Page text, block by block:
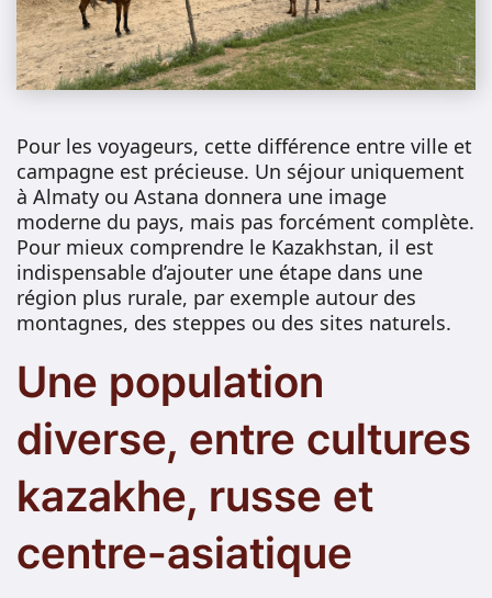
Pour les voyageurs, cette différence entre ville et
campagne est précieuse. Un séjour uniquement
à Almaty ou Astana donnera une image
moderne du pays, mais pas forcément complète.
Pour mieux comprendre le Kazakhstan, il est
indispensable d’ajouter une étape dans une
région plus rurale, par exemple autour des
montagnes, des steppes ou des sites naturels.
Une population
diverse, entre cultures
kazakhe, russe et
centre-asiatique